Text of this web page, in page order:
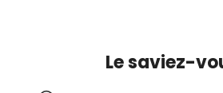
Vous pouvez faire une